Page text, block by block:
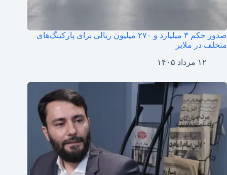
صدور حکم ۳ میلیارد و ۲۷۰ میلیون ریالی برای پارکینگ‌های
متخلف در ملایر
۱۲ مرداد ۱۴۰۵